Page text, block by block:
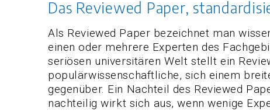
Das Reviewed Paper,
Als Reviewed Paper bezeichnet man
einen oder mehrere Experten des
seriösen universitären Welt stellt ein
populärwissenschaftliche, sich einem
gegenüber. Ein Nachteil des Reviewed
nachteilig wirkt sich aus, wenn wenige